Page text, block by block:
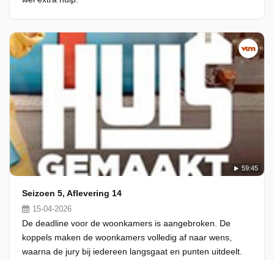
59:45
Seizoen 5, Aflevering 14
15-04-2026
De deadline voor de woonkamers is aangebroken. De
koppels maken de woonkamers volledig af naar wens,
waarna de jury bij iedereen langsgaat en punten uitdeelt.